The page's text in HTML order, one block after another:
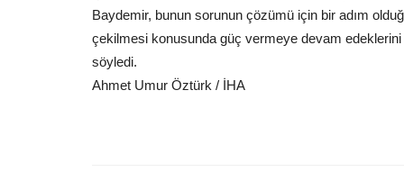
Baydemir, bunun sorunun çözümü için bir adım
çekilmesi konusunda güç vermeye devam edeklerini
söyledi.
Ahmet Umur Öztürk / İHA